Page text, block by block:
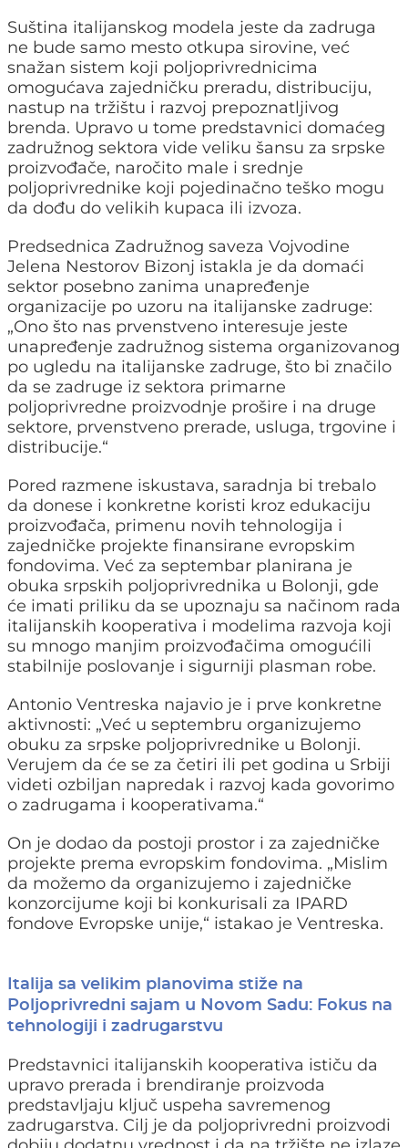
Suština italijanskog modela jeste da zadruga
ne bude samo mesto otkupa sirovine, već
snažan sistem koji poljoprivrednicima
omogućava zajedničku preradu, distribuciju,
nastup na tržištu i razvoj prepoznatljivog
brenda. Upravo u tome predstavnici domaćeg
zadružnog sektora vide veliku šansu za srpske
proizvođače, naročito male i srednje
poljoprivrednike koji pojedinačno teško mogu
da dođu do velikih kupaca ili izvoza.
Predsednica Zadružnog saveza Vojvodine
Jelena Nestorov Bizonj istakla je da domaći
sektor posebno zanima unapređenje
organizacije po uzoru na italijanske zadruge:
„Ono što nas prvenstveno interesuje jeste
unapređenje zadružnog sistema organizovanog
po ugledu na italijanske zadruge, što bi značilo
da se zadruge iz sektora primarne
poljoprivredne proizvodnje prošire i na druge
sektore, prvenstveno prerade, usluga, trgovine i
distribucije.“
Pored razmene iskustava, saradnja bi trebalo
da donese i konkretne koristi kroz edukaciju
proizvođača, primenu novih tehnologija i
zajedničke projekte finansirane evropskim
fondovima. Već za septembar planirana je
obuka srpskih poljoprivrednika u Bolonji, gde
će imati priliku da se upoznaju sa načinom rada
italijanskih kooperativa i modelima razvoja koji
su mnogo manjim proizvođačima omogućili
stabilnije poslovanje i sigurniji plasman robe.
Antonio Ventreska najavio je i prve konkretne
aktivnosti: „Već u septembru organizujemo
obuku za srpske poljoprivrednike u Bolonji.
Verujem da će se za četiri ili pet godina u Srbiji
videti ozbiljan napredak i razvoj kada govorimo
o zadrugama i kooperativama.“
On je dodao da postoji prostor i za zajedničke
projekte prema evropskim fondovima. „Mislim
da možemo da organizujemo i zajedničke
konzorcijume koji bi konkurisali za IPARD
fondove Evropske unije,“ istakao je Ventreska.
Italija sa velikim planovima stiže na
Poljoprivredni sajam u Novom Sadu: Fokus na
tehnologiji i zadrugarstvu
Predstavnici italijanskih kooperativa ističu da
upravo prerada i brendiranje proizvoda
predstavljaju ključ uspeha savremenog
zadrugarstva. Cilj je da poljoprivredni proizvodi